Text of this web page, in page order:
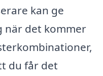
kan ge
när det kommer
du får det